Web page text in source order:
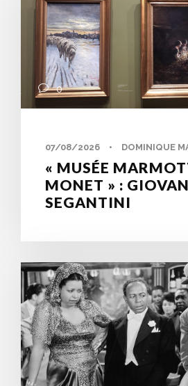
0
07/08/2026 • DOMINIQUE
« MUSÉE
MONET » :
SEGANTINI